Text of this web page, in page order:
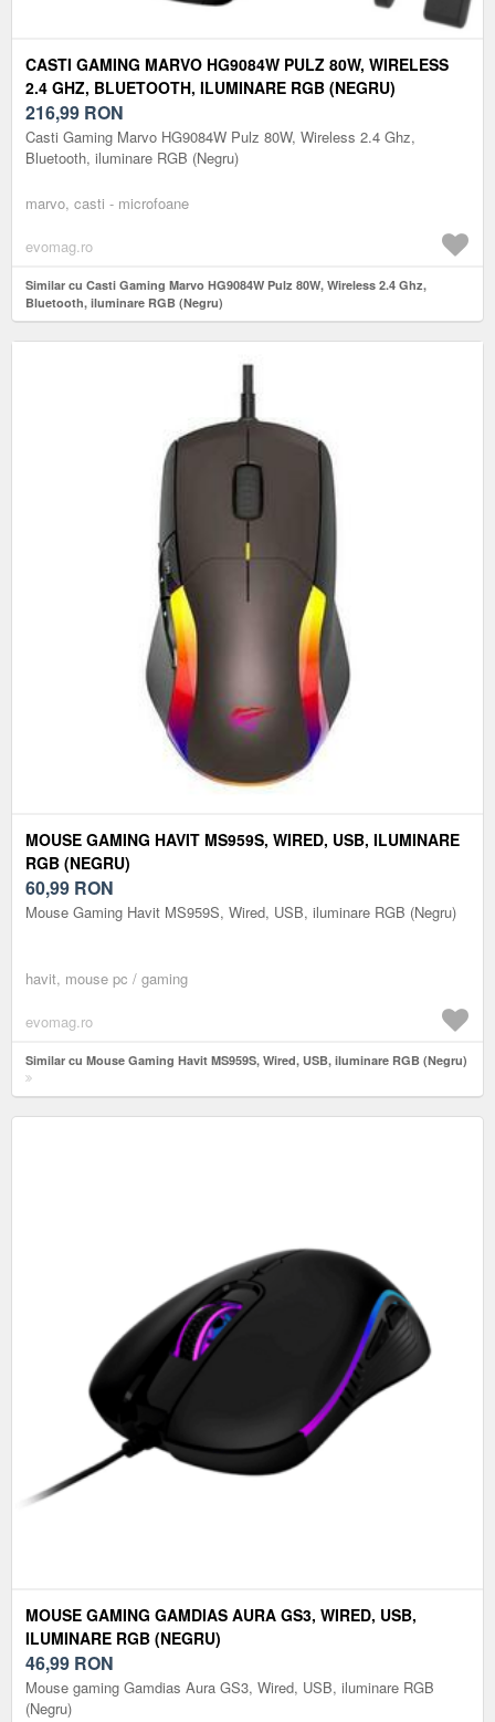
CASTI GAMING MARVO HG9084W PULZ 80W, WIRELESS
2.4 GHZ, BLUETOOTH, ILUMINARE RGB (NEGRU)
216,99 RON
Casti Gaming Marvo HG9084W Pulz 80W, Wireless 2.4 Ghz,
Bluetooth, iluminare RGB (Negru)
marvo, casti - microfoane
evomag.ro
Similar cu Casti Gaming Marvo HG9084W Pulz 80W, Wireless 2.4 Ghz,
Bluetooth, iluminare RGB (Negru)
MOUSE GAMING HAVIT MS959S, WIRED, USB, ILUMINARE
RGB (NEGRU)
60,99 RON
Mouse Gaming Havit MS959S, Wired, USB, iluminare RGB (Negru)
havit, mouse pc / gaming
evomag.ro
Similar cu Mouse Gaming Havit MS959S, Wired, USB, iluminare RGB (Negru)
MOUSE GAMING GAMDIAS AURA GS3, WIRED, USB,
ILUMINARE RGB (NEGRU)
46,99 RON
Mouse gaming Gamdias Aura GS3, Wired, USB, iluminare RGB
(Negru)